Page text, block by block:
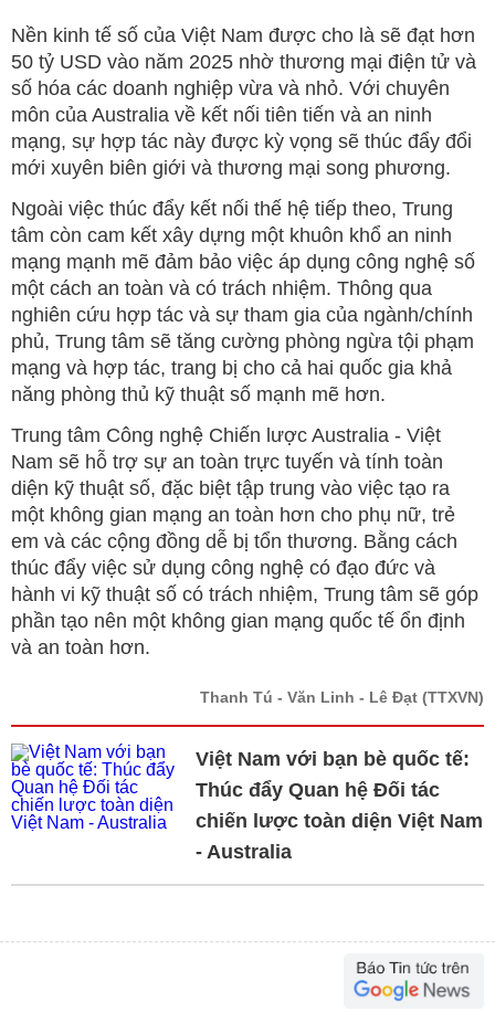
Nền kinh tế số của Việt Nam được cho là sẽ đạt hơn
50 tỷ USD vào năm 2025 nhờ thương mại điện tử và
số hóa các doanh nghiệp vừa và nhỏ. Với chuyên
môn của Australia về kết nối tiên tiến và an ninh
mạng, sự hợp tác này được kỳ vọng sẽ thúc đẩy đổi
mới xuyên biên giới và thương mại song phương.
Ngoài việc thúc đẩy kết nối thế hệ tiếp theo, Trung
tâm còn cam kết xây dựng một khuôn khổ an ninh
mạng mạnh mẽ đảm bảo việc áp dụng công nghệ số
một cách an toàn và có trách nhiệm. Thông qua
nghiên cứu hợp tác và sự tham gia của ngành/chính
phủ, Trung tâm sẽ tăng cường phòng ngừa tội phạm
mạng và hợp tác, trang bị cho cả hai quốc gia khả
năng phòng thủ kỹ thuật số mạnh mẽ hơn.
Trung tâm Công nghệ Chiến lược Australia - Việt
Nam sẽ hỗ trợ sự an toàn trực tuyến và tính toàn
diện kỹ thuật số, đặc biệt tập trung vào việc tạo ra
một không gian mạng an toàn hơn cho phụ nữ, trẻ
em và các cộng đồng dễ bị tổn thương. Bằng cách
thúc đẩy việc sử dụng công nghệ có đạo đức và
hành vi kỹ thuật số có trách nhiệm, Trung tâm sẽ góp
phần tạo nên một không gian mạng quốc tế ổn định
và an toàn hơn.
Thanh Tú - Văn Linh - Lê Đạt (TTXVN)
Việt Nam với bạn bè quốc tế:
Thúc đẩy Quan hệ Đối tác
chiến lược toàn diện Việt Nam
- Australia